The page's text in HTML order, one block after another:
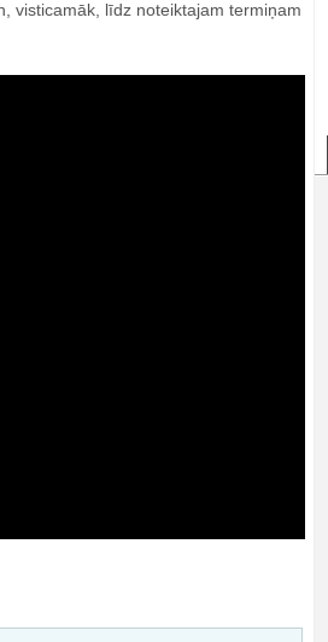
visticamāk, līdz noteiktajam termiņam